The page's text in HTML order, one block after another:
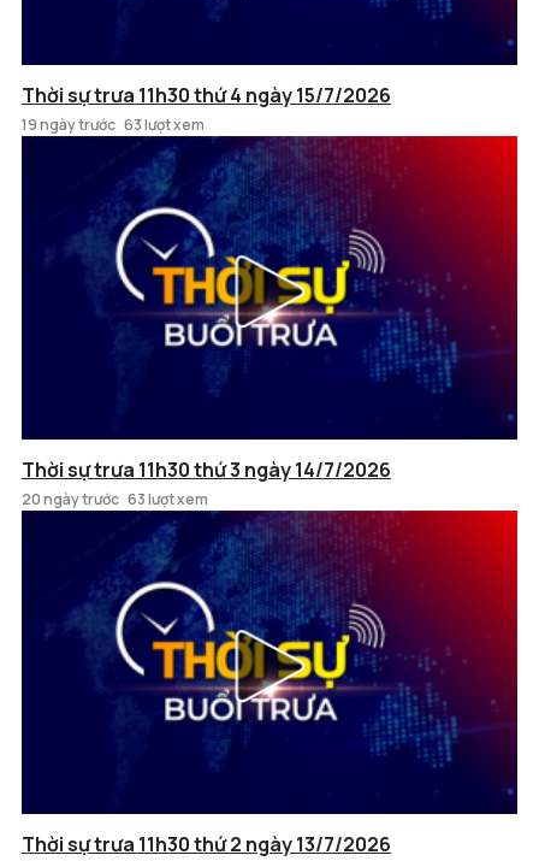
Thời sự trưa 11h30 thứ 4 ngày 15/7/2026
19 ngày trước 63 lượt xem
Thời sự trưa 11h30 thứ 3 ngày 14/7/2026
20 ngày trước 63 lượt xem
Thời sự trưa 11h30 thứ 2 ngày 13/7/2026